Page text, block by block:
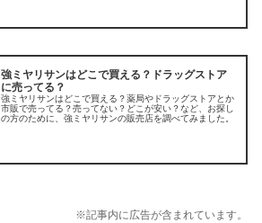
強ミヤリサンはどこで買える？ドラッグストア
に売ってる？
強ミヤリサンはどこで買える？薬局やドラッグストアとか
市販で売ってる？売ってない？どこが安い？など、お探し
の方のために、強ミヤリサンの販売店を調べてみました。
※記事内に広告が含まれています。